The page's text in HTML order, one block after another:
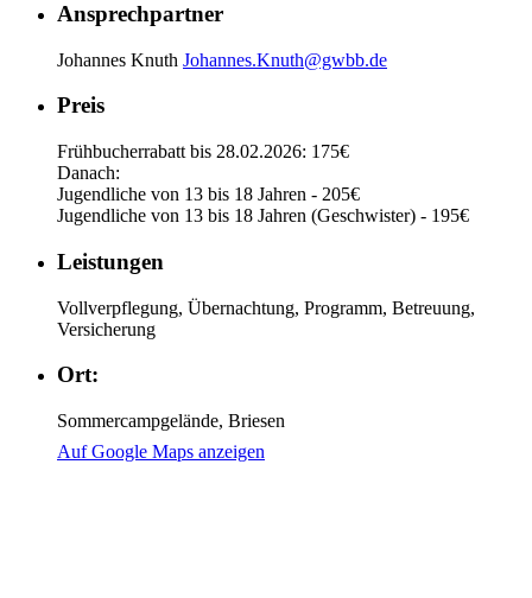
Ansprechpartner
Johannes Knuth Johannes.Knuth@gwbb.de
Preis
Frühbucherrabatt bis 28.02.2026: 175€
Danach:
Jugendliche von 13 bis 18 Jahren - 205€
Jugendliche von 13 bis 18 Jahren (Geschwister) - 195€
Leistungen
Vollverpflegung, Übernachtung, Programm, Betreuung,
Versicherung
Ort:
Sommercampgelände, Briesen
Auf Google Maps anzeigen